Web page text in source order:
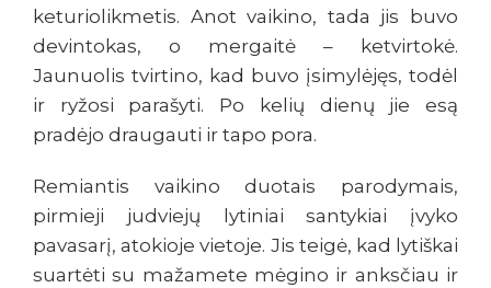
keturiolikmetis. Anot vaikino, tada jis buvo
devintokas, o mergaitė – ketvirtokė.
Jaunuolis tvirtino, kad buvo įsimylėjęs, todėl
ir ryžosi parašyti. Po kelių dienų jie esą
pradėjo draugauti ir tapo pora.
Remiantis vaikino duotais parodymais,
pirmieji judviejų lytiniai santykiai įvyko
pavasarį, atokioje vietoje. Jis teigė, kad lytiškai
suartėti su mažamete mėgino ir anksčiau ir